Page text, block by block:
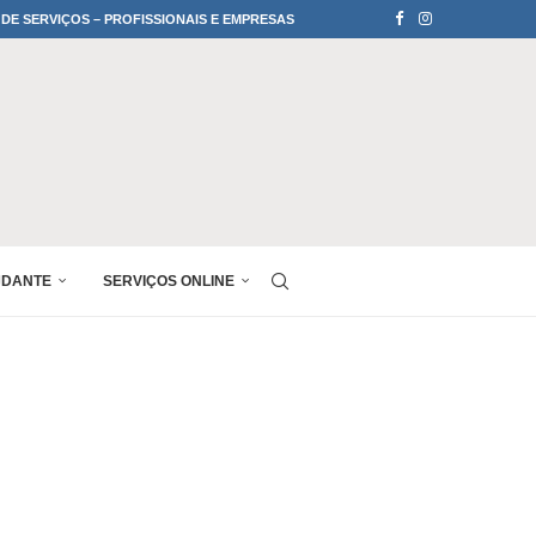
SERVIÇOS – PROFISSIONAIS E EMPRESAS
SERVIÇOS ONLINE